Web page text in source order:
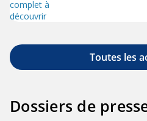
Toutes les
Dossiers de